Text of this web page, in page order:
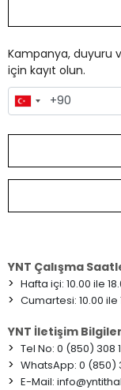
Kampanya, duyuru
için kayıt olun.
YNT Çalışma
> Hafta içi: 10.00 ile
> Cumartesi: 10.00 ile
YNT İletişim
> Tel No: 0 (850) 308
> WhatsApp: 0 (850)
> E-Mail: